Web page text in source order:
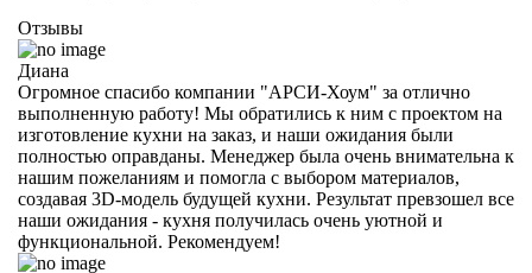
Отзывы
Диана
Огромное спасибо компании "АРСИ-Хоум" за отлично
выполненную работу! Мы обратились к ним с проектом на
изготовление кухни на заказ, и наши ожидания были
полностью оправданы. Менеджер была очень внимательна к
нашим пожеланиям и помогла с выбором материалов,
создавая 3D-модель будущей кухни. Результат превзошел все
наши ожидания - кухня получилась очень уютной и
функциональной. Рекомендуем!